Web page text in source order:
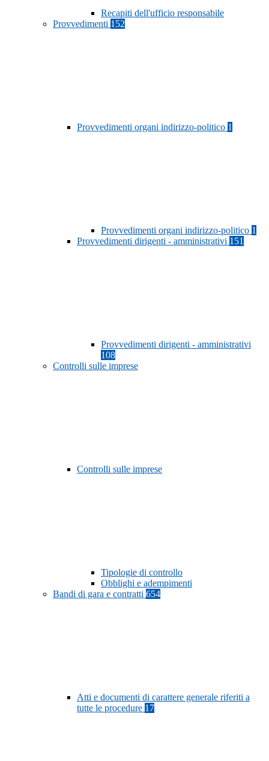
Recapiti dell'ufficio responsabile
Provvedimenti 152
Provvedimenti organi indirizzo-politico 1
Provvedimenti organi indirizzo-politico 1
Provvedimenti dirigenti - amministrativi 151
Provvedimenti dirigenti - amministrativi
108
Controlli sulle imprese
Controlli sulle imprese
Tipologie di controllo
Obblighi e adempimenti
Bandi di gara e contratti 654
Atti e documenti di carattere generale riferiti a
tutte le procedure 17